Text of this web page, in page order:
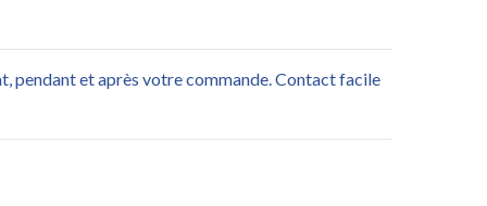
pendant et après votre commande. Contact facile